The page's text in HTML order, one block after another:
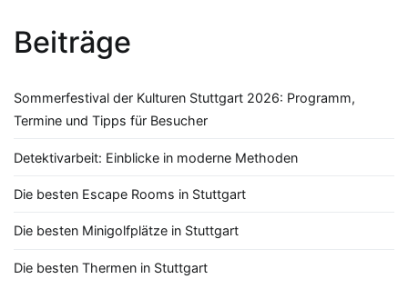
Beiträge
Sommerfestival der Kulturen Stuttgart 2026: Programm,
Termine und Tipps für Besucher
Detektivarbeit: Einblicke in moderne Methoden
Die besten Escape Rooms in Stuttgart
Die besten Minigolfplätze in Stuttgart
Die besten Thermen in Stuttgart